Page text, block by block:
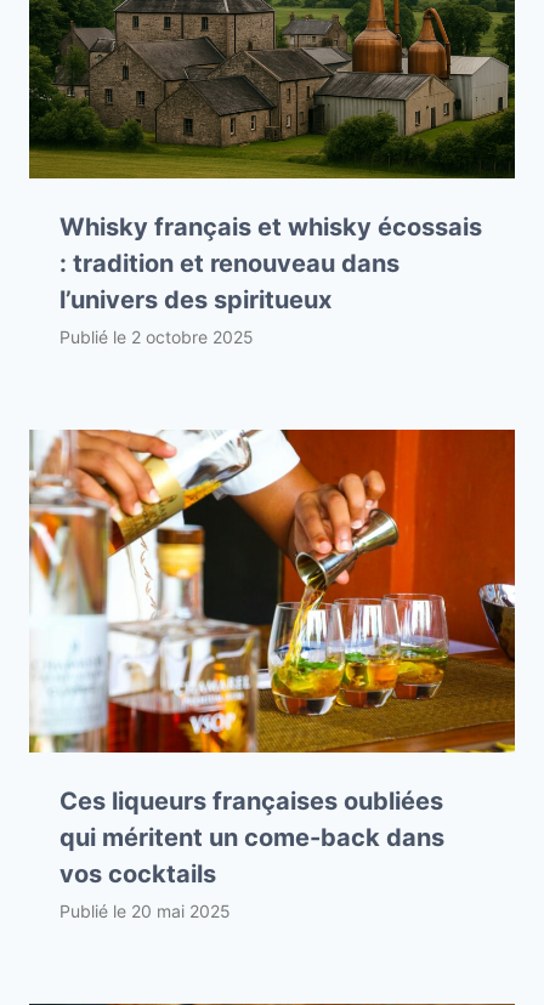
Whisky français et whisky écossais
: tradition et renouveau dans
l’univers des spiritueux
Publié le 2 octobre 2025
Ces liqueurs françaises oubliées
qui méritent un come-back dans
vos cocktails
Publié le 20 mai 2025